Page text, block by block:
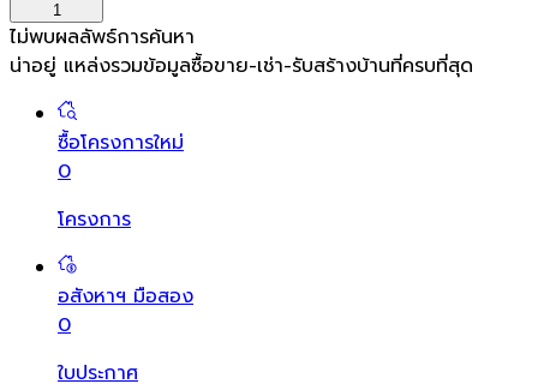
1
ไม่พบผลลัพธ์การค้นหา
น่าอยู่ แหล่งรวมข้อมูลซื้อขาย-เช่า-รับสร้างบ้านที่ครบที่สุด
ซื้อโครงการใหม่
0
โครงการ
อสังหาฯ มือสอง
0
ใบประกาศ